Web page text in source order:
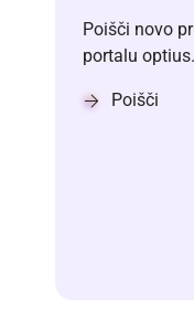
Poišči novo
portalu
Poišči